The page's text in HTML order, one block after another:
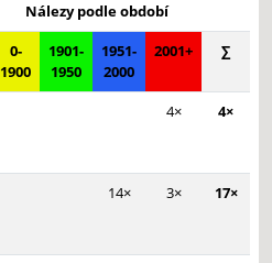
Nálezy podle období
0-
1900
1901-
1950
1951-
2000
2001+ ∑
4× 4×
14× 3× 17×